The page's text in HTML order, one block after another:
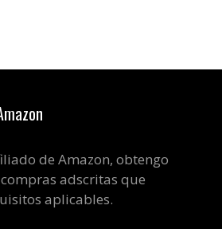
de Amazon, obtengo
adscritas que
aplicables.